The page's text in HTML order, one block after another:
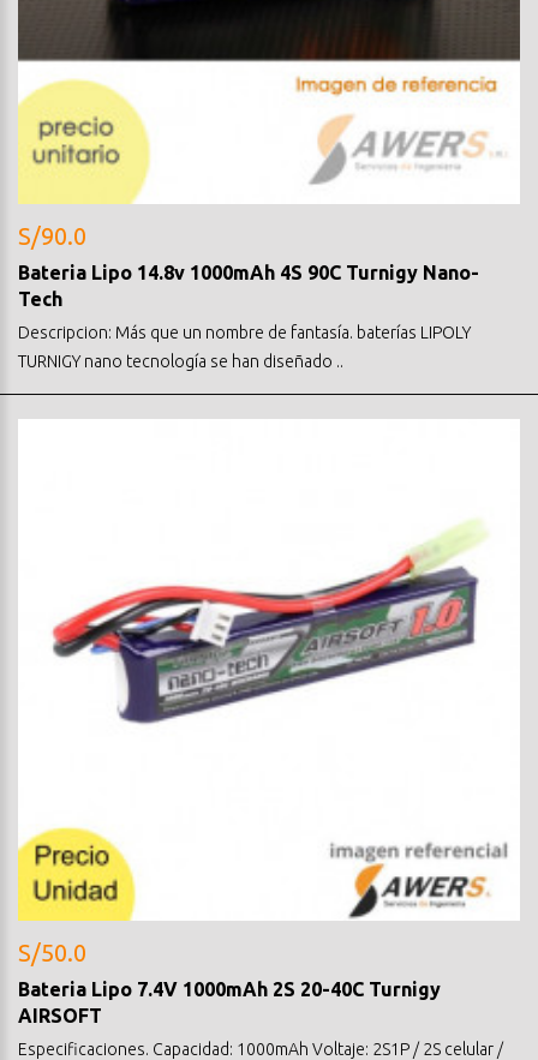
S/90.0
Bateria Lipo 14.8v 1000mAh 4S 90C Turnigy Nano-
Tech
Descripcion: Más que un nombre de fantasía. baterías LIPOLY
TURNIGY nano tecnología se han diseñado ..
S/50.0
Bateria Lipo 7.4V 1000mAh 2S 20-40C Turnigy
AIRSOFT
Especificaciones. Capacidad: 1000mAh Voltaje: 2S1P / 2S celular /